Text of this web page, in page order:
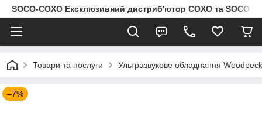
SOCO-COXO Ексклюзивний дистриб'ютор COXO та SOCO в
Товари та послуги Ультразвукове обладнання
–7%